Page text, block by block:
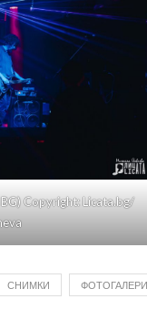
Copyright: Licata.bg/
СНИМКИ